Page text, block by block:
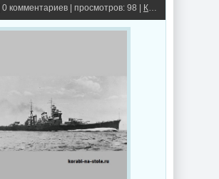
| 0 комментариев | просмотров: 98 | Крейсеры